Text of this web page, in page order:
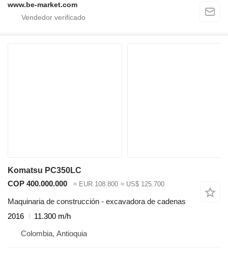
www.be-market.com
Komatsu PC350LC
COP 400.000.000
≈ EUR 108.800 ≈ US$ 125.700
Maquinaria de construcción - excavadora de cadenas
2016
11.300 m/h
Colombia, Antioquia